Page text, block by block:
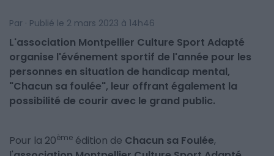
Par · Publié le 2 mars 2023 à 14h46
L'association Montpellier Culture Sport Adapté
organise l'événement sportif de l'année pour les
personnes en situation de handicap mental,
"Chacun sa foulée", leur offrant également la
possibilité de courir avec le grand public.
Pour la 20ème édition de Chacun sa Foulée,